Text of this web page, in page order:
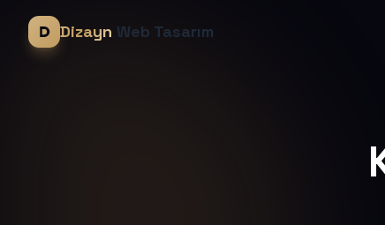
Dizayn Web Tasarım